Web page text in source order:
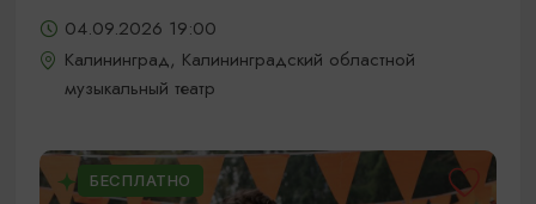
04.09.2026 19:00
Калининград, Калининградский областной
музыкальный театр
БЕСПЛАТНО